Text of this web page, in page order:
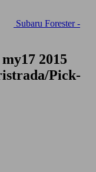
Subaru Forester -
2015
Pick-